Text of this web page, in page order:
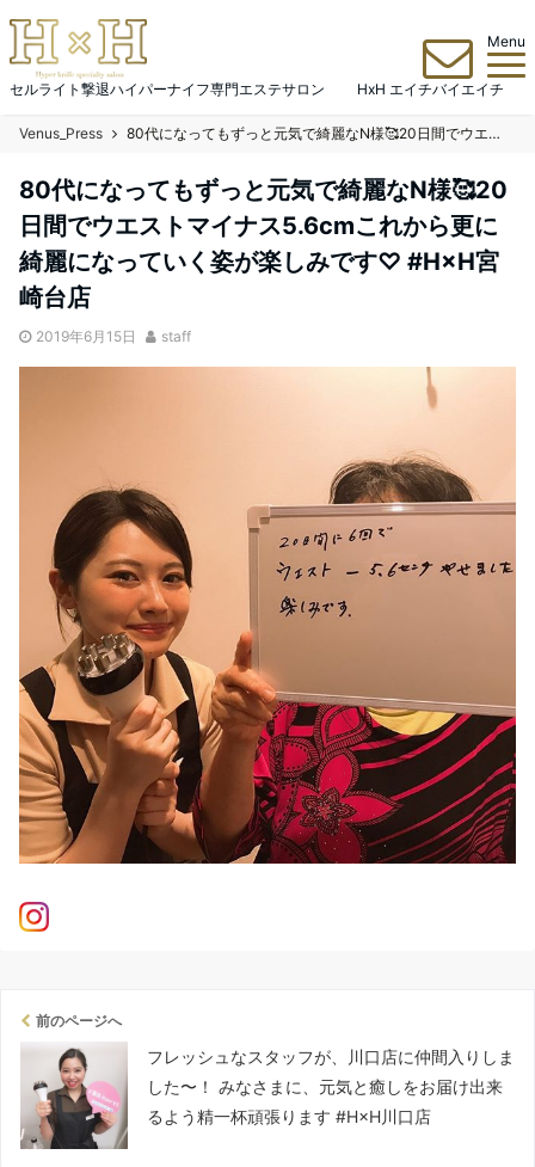
セルライト撃退ハイパーナイフ専門エステサロン HxH エイチバイエイチ
Menu
Venus_Press 80代になってもずっと元気で綺麗なN様🥰20日間でウエストマイナス5.6cm️これから更に綺麗になっていく姿が楽しみです♡ #H×H宮崎台店
80代になってもずっと元気で綺麗なN様🥰20
日間でウエストマイナス5.6cm️これから更に
綺麗になっていく姿が楽しみです♡ #H×H宮
崎台店
2019年6月15日 staff
前のページへ
フレッシュなスタッフが、川口店に仲間入りしま
した〜！ みなさまに、元気と癒しをお届け出来
るよう精一杯頑張ります #H×H川口店